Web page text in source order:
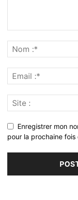
Enregistrer mon
pour la prochaine